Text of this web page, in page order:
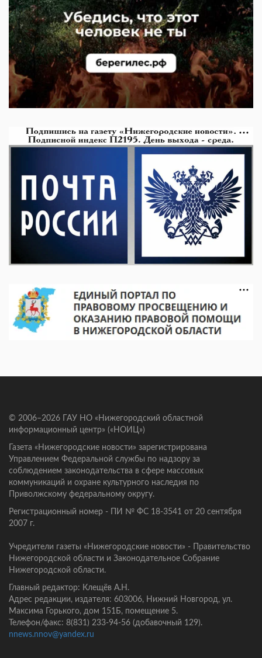
© 2006–2026 ГАУ НО «Нижегородский областной
информационный центр» («НОИЦ»)
Газета «Нижегородские новости» зарегистрирована
Управлением Федеральной службы по надзору за
соблюдением законодательства в сфере массовых
коммуникаций и охране культурного наследия по
Приволжскому федеральному округу.
Регистрационный номер - ПИ № ФС 18-3541 от 20 сентября
2007 г.
Учредители газеты «Нижегородские новости» - Правительство
Нижегородской области и Законодательное Собрание
Нижегородской области.
Главный редактор: Клещёв А.Н.
Адрес редакции, издателя: 603006, Нижний Новгород, ул.
Максима Горького, дом 151Б, помещение 5.
Телефон/факс: 8(831) 233-94-56 (добавочный 129).
nnews.nnov@yandex.ru